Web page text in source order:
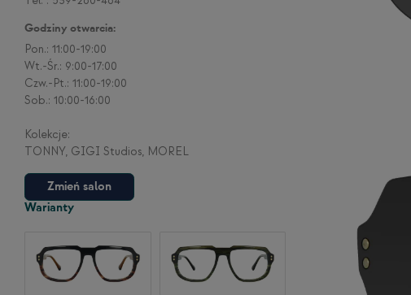
Godziny otwarcia:
Zmień salon
Pon.: 11:00-19:00
Wt.-Śr.: 9:00-17:00
Czw.-Pt.: 11:00-19:00
Sob.: 10:00-16:00
Kolekcje:
TONNY, GIGI Studios, MOREL
Warianty